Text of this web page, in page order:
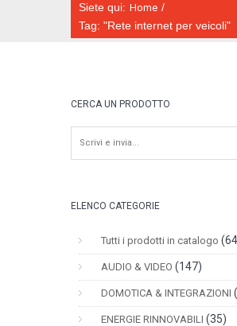
CATALOGO ONLINE
Siete qui: Home /
Tag: "Rete internet per veicoli"
CERCA UN PRODOTTO
ELENCO CATEGORIE
Tutti i prodotti in catalogo
AUDIO & VIDEO (147)
DOMOTICA & INTEGRAZIONI
ENERGIE RINNOVABILI (35)